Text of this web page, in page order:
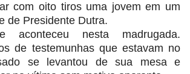
com oito tiros uma jovem em um
de Presidente Dutra.
aconteceu nesta madrugada.
de testemunhas que estavam no
se levantou de sua mesa e